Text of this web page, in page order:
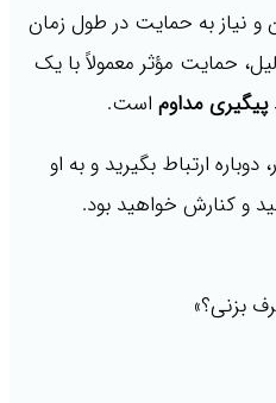
نیاز به حمایت در طول زمان
حمایت مؤثر معمولاً با یک
پیگیری مداوم است.
ارتباط بگیرید و به او
و کنارش خواهید بود.
بزنی؟»